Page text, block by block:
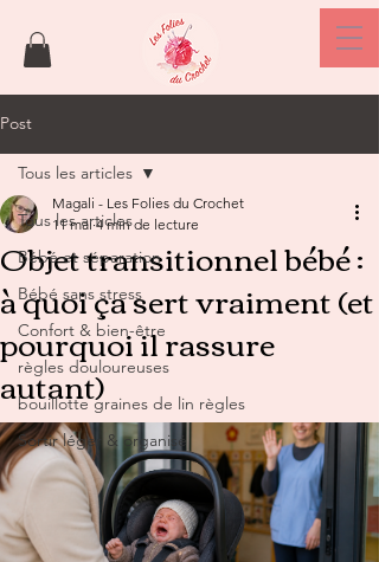
Post
Tous les articles
Bébé et séparation
Bébé sans stress
Confort & bien-être
règles douloureuses
bouillotte graines de lin règles
Sortir léger & organisé
Tous les articles
Objet transitionnel bébé :
à quoi ça sert vraiment (et
pourquoi il rassure
autant)
Magali - Les Folies du Crochet
11 mai 4 min de lecture